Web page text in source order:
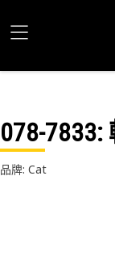
078-7833:
品牌: Cat